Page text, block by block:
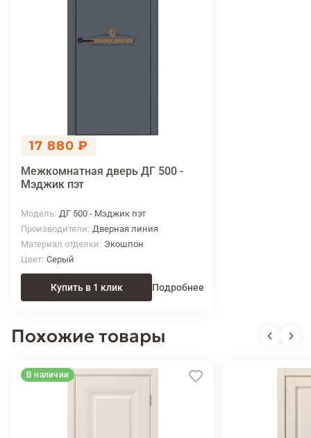
17 880 ₽
Межкомнатная дверь ДГ 500 -
Мэджик пэт
Модель ДГ 500 - Мэджик пэт
Производители Дверная линия
Материал отделки Экошпон
Цвет Серый
Купить в 1 клик Подробнее
Похожие товары
В наличии